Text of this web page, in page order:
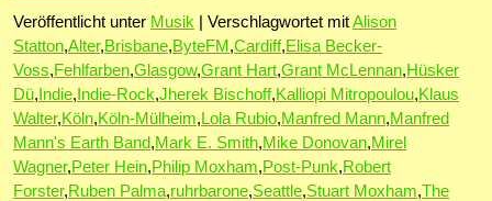
Veröffentlicht unter Musik Verschlagwortet mitAlison
Statton,Alter,Brisbane,ByteFM ,Cardiff,Elisa Becker-
Voss,Fehlfarben,Glasgow,Grant Hart,Grant McLennan,Hüsker
Dü, Indie, Indie-Rock,Jherek Bischoff,Kalliopi Mitropoulou,Klaus
Walter,Köln,Köln-Mülheim, Lola Rubio,Manfred Mann,Manfred
Mann's Earth Band,Mark E. Smith,Mike Donovan,Mirel
Wagner,Peter Hein,Philip Moxham,Post-Punk,Robert
Forster,Ruben Palma,ruhrbarone,Seattle,Stuart Moxham,The